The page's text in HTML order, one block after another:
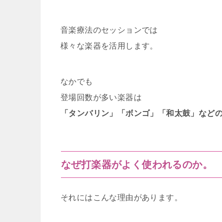
音楽療法のセッションでは
様々な楽器を活用します。
なかでも
登場回数が多い楽器は
「タンバリン」「ボンゴ」「和太鼓」など
なぜ打楽器がよく使われるのか。
それにはこんな理由があります。